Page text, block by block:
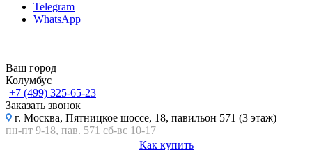
Telegram
WhatsApp
Ваш город
Колумбус
+7 (499) 325-65-23
Заказать звонок
г. Москва, Пятницкое шоссе, 18, павильон 571 (3 этаж)
пн-пт 9-18, пав. 571 сб-вс 10-17
Как купить